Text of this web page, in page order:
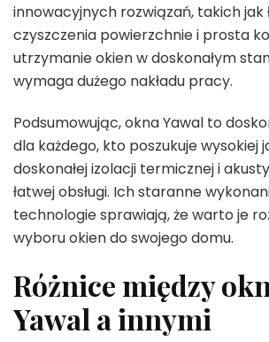
innowacyjnych rozwiązań, takich jak
czyszczenia powierzchnie i prosta
utrzymanie okien w doskonałym
wymaga dużego nakładu pracy.
Podsumowując, okna Yawal to
dla każdego, kto poszukuje wysokiej
doskonałej izolacji termicznej i
łatwej obsługi. Ich staranne
technologie sprawiają, że warto je
wyboru okien do swojego domu.
Różnice między
Yawal a innymi